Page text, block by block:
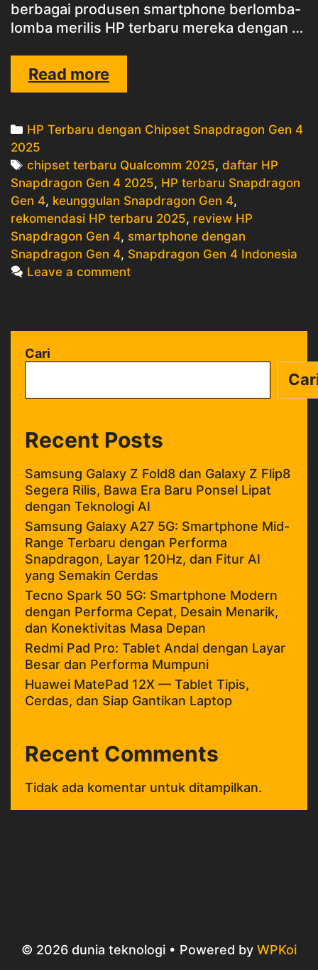
berbagai produsen smartphone berlomba-
lomba merilis HP terbaru mereka dengan …
Read moreHP
Terbaru
Chipset
Gen
4:
Apa
yang
Baru
&
di
Categories
HP Terbaru dengan Chipset Snapdragon Gen 4
2025
Tags
chipset terbaru Qualcomm 2025,daftar HP
Snapdragon Gen 4 2025, HP terbaru Snapdragon
Gen 4, keunggulan Snapdragon Gen 4,
rekomendasi HP terbaru 2025, review HP
Snapdragon Gen 4, smartphone dengan
Snapdragon Gen 4, Snapdragon Gen 4 Indonesia
Leave a comment
Cari
Recent Posts
Samsung Galaxy Z Fold8 dan Galaxy Z Flip8
Segera Rilis, Bawa Era Baru Ponsel Lipat
dengan Teknologi AI
Samsung Galaxy A27 5G: Smartphone Mid-
Range Terbaru dengan Performa
Snapdragon, Layar 120Hz, dan Fitur AI
yang Semakin Cerdas
Tecno Spark 50 5G: Smartphone Modern
dengan Performa Cepat, Desain Menarik,
dan Konektivitas Masa Depan
Redmi Pad Pro: Tablet Andal dengan Layar
Besar dan Performa Mumpuni
Huawei MatePad 12X — Tablet Tipis,
Cerdas, dan Siap Gantikan Laptop
Recent Comments
Tidak ada komentar untuk ditampilkan.
© 2026 dunia teknologi • Powered by WPKoi